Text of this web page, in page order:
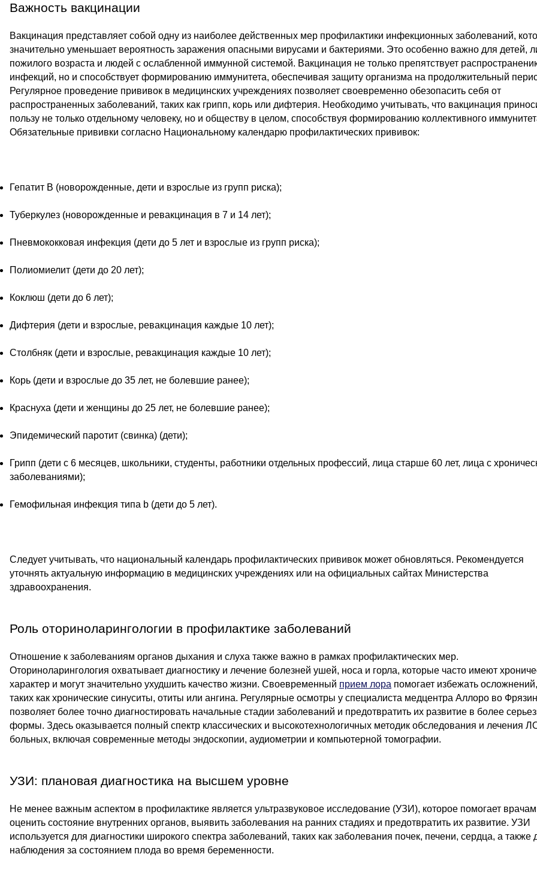
Важность вакцинации
Вакцинация представляет собой одну из наиболее действенных мер профилактики инфекционных заболеваний,
значительно уменьшает вероятность заражения опасными вирусами и бактериями. Это особенно важно для детей,
пожилого возраста и людей с ослабленной иммунной системой. Вакцинация не только препятствует
инфекций, но и способствует формированию иммунитета, обеспечивая защиту организма на продолжительный
Регулярное проведение прививок в медицинских учреждениях позволяет своевременно обезопасить себя от
распространенных заболеваний, таких как грипп, корь или дифтерия. Необходимо учитывать, что вакцинация
пользу не только отдельному человеку, но и обществу в целом, способствуя формированию коллективного
Обязательные прививки согласно Национальному календарю профилактических прививок:
Гепатит В (новорожденные, дети и взрослые из групп риска);
Туберкулез (новорожденные и ревакцинация в 7 и 14 лет);
Пневмококковая инфекция (дети до 5 лет и взрослые из групп риска);
Полиомиелит (дети до 20 лет);
Коклюш (дети до 6 лет);
Дифтерия (дети и взрослые, ревакцинация каждые 10 лет);
Столбняк (дети и взрослые, ревакцинация каждые 10 лет);
Корь (дети и взрослые до 35 лет, не болевшие ранее);
Краснуха (дети и женщины до 25 лет, не болевшие ранее);
Эпидемический паротит (свинка) (дети);
Грипп (дети с 6 месяцев, школьники, студенты, работники отдельных профессий, лица старше 60 лет, лица с
заболеваниями);
Гемофильная инфекция типа b (дети до 5 лет).
Следует учитывать, что национальный календарь профилактических прививок может обновляться. Рекомендуется
уточнять актуальную информацию в медицинских учреждениях или на официальных сайтах Министерства
здравоохранения.
Роль оториноларингологии в профилактике заболеваний
Отношение к заболеваниям органов дыхания и слуха также важно в рамках профилактических мер.
Оториноларингология охватывает диагностику и лечение болезней ушей, носа и горла, которые часто имеют
характер и могут значительно ухудшить качество жизни. Своевременный прием лора помогает избежать осложнений,
таких как хронические синуситы, отиты или ангина. Регулярные осмотры у специалиста медцентра Аллоро во
позволяет более точно диагностировать начальные стадии заболеваний и предотвратить их развитие в более
формы. Здесь оказывается полный спектр классических и высокотехнологичных методик обследования и лечения
больных, включая современные методы эндоскопии, аудиометрии и компьютерной томографии.
УЗИ: плановая диагностика на высшем уровне
Не менее важным аспектом в профилактике является ультразвуковое исследование (УЗИ), которое помогает врачам
оценить состояние внутренних органов, выявить заболевания на ранних стадиях и предотвратить их развитие. УЗИ
используется для диагностики широкого спектра заболеваний, таких как заболевания почек, печени, сердца, а также
наблюдения за состоянием плода во время беременности.